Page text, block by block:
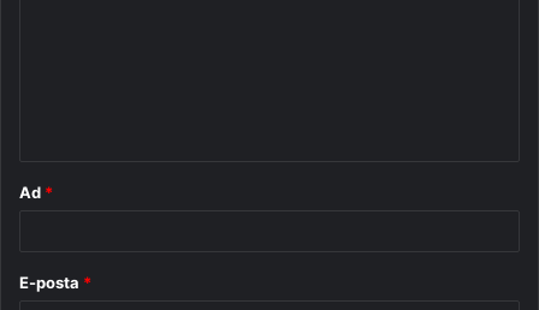
Ad *
E-posta *